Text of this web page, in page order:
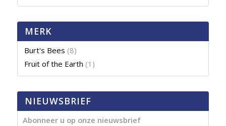
MERK
Burt's Bees (8)
Fruit of the Earth (1)
NIEUWSBRIEF
Abonneer u op onze nieuwsbrief